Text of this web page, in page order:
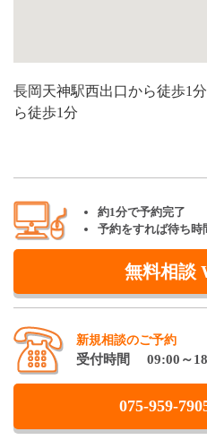
長岡天神駅西出口から徒歩1
ら徒歩1分
約1分で予約完了
予約をすれば待ち時
無料相談
新規相談のご予約
受付時間 09:00～
075-959-